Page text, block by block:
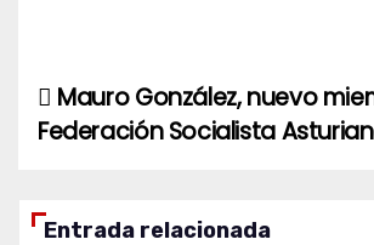
Navegación
de
entradas
Mauro González, nuevo
Federación Socialista
Entrada relacionada